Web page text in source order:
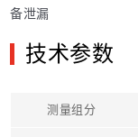
备泄漏
技术参数
测量组分